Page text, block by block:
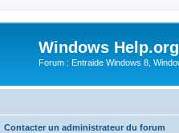
Windows Help.org
Forum : Entraide Windows 8,
Contacter un administrateur du forum